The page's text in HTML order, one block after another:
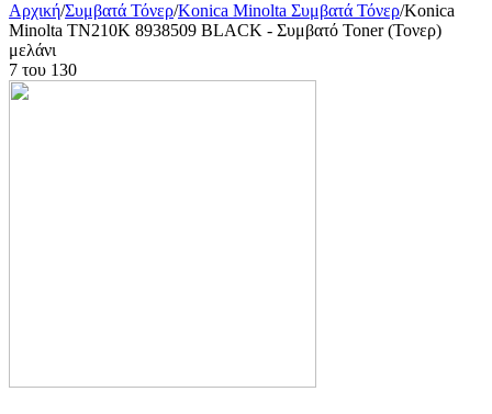
Αρχική/Συμβατά Τόνερ/Konica Minolta Συμβατά Τόνερ/Konica
Minolta TN210K 8938509 BLACK - Συμβατό Toner (Τονερ)
μελάνι
7 του 130